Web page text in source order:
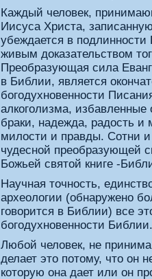
Каждый человек,
Иисуса Христа,
убеждается в
живым доказательством
Преобразующая сила
в Библии, является
богодухновенности
алкоголизма, избавленные
браки, надежда, радость
милости и правды. Сотни
чудесной преобразующей
Божьей святой книге -
Научная точность,
археологии (обнаружено
говорится в Библии) все
богодухновенности Библии.
Любой человек, не
делает это потому, что он
которую она дает или он